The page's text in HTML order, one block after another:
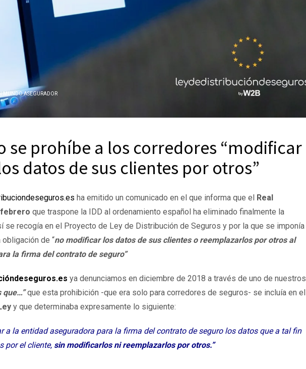
MUNDO ASEGURADOR
se prohíbe a los corredores “modificar
datos de sus clientes por otros”
ha emitido un comunicado en el que informa que el Real
febrero que traspone la IDD al ordenamiento español ha eliminado finalmente la
se recogía en el Proyecto de Ley de Distribución de Seguros y por la que se imponía
de “no modificar los datos de sus clientes o reemplazarlos por otros al
la firma del contrato de seguro”
ya denunciamos en diciembre de 2018 a través de uno de nuestros
que…”que esta prohibición -que era solo para corredores de seguros- se incluía en el
y que determinaba expresamente lo siguiente:
a la entidad aseguradora para la firma del contrato de seguro los datos que a tal fin
por el cliente, sin modificarlos ni reemplazarlos por otros.”